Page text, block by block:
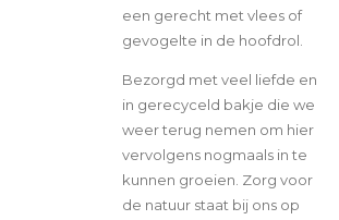
een gerecht met vlees of
gevogelte in de hoofdrol.
Bezorgd met veel liefde en
in gerecyceld bakje die we
weer terug nemen om hier
vervolgens nogmaals in te
kunnen groeien. Zorg voor
de natuur staat bij ons op